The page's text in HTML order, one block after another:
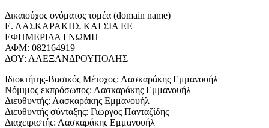
Δικαιούχος ονόματος τομέα (domain name)
Ε. ΛΑΣΚΑΡΑΚΗΣ ΚΑΙ ΣΙΑ ΕΕ
ΕΦΗΜΕΡΙΔΑ ΓΝΩΜΗ
ΑΦΜ: 082164919
ΔΟΥ: ΑΛΕΞΑΝΔΡΟΥΠΟΛΗΣ
Ιδιοκτήτης-Βασικός Μέτοχος: Λασκαράκης Εμμανουήλ
Νόμιμος εκπρόσωπος: Λασκαράκης Εμμανουήλ
Διευθυντής: Λασκαράκης Εμμανουήλ
Διευθυντής σύνταξης: Γιώργος Πανταζίδης
Διαχειριστής: Λασκαράκης Εμμανουήλ